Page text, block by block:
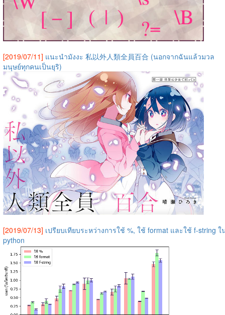
[2019/07/11] แนะนำมังงะ 私以外人類全員百合 (นอกจากฉันแล้วมวล
มนุษย์ทุกคนเป็นยุริ)
[2019/07/13] เปรียบเทียบระหว่างการใช้ %, ใช้ format และใช้ f-string ใ
python